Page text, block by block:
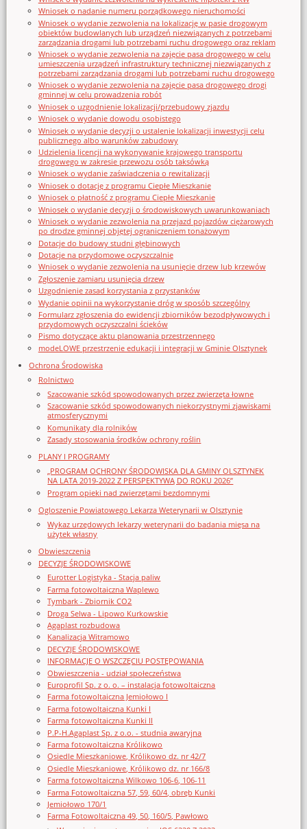
Wniosek o nadanie numeru porządkowego nieruchomości
Wniosek o wydanie zezwolenia na lokalizację w pasie drogowym
obiektów budowlanych lub urządzeń niezwiązanych z potrzebami
zarządzania drogami lub potrzebami ruchu drogowego oraz reklam
Wniosek o wydanie zezwolenia na zajęcie pasa drogowego w celu
umieszczenia urządzeń infrastruktury technicznej niezwiązanych z
potrzebami zarządzania drogami lub potrzebami ruchu drogowego
Wniosek o wydanie zezwolenia na zajęcie pasa drogowego drogi
gminnej w celu prowadzenia robót
Wniosek o uzgodnienie lokalizacji/przebudowy zjazdu
Wniosek o wydanie dowodu osobistego
Wniosek o wydanie decyzji o ustalenie lokalizacji inwestycji celu
publicznego albo warunków zabudowy
Udzielenia licencji na wykonywanie krajowego transportu
drogowego w zakresie przewozu osób taksówką
Wniosek o wydanie zaświadczenia o rewitalizacji
Wniosek o dotację z programu Ciepłe Mieszkanie
Wniosek o płatność z programu Ciepłe Mieszkanie
Wniosek o wydanie decyzji o środowiskowych uwarunkowaniach
Wniosek o wydanie zezwolenia na przejazd pojazdów ciężarowych
po drodze gminnej objętej ograniczeniem tonażowym
Dotacje do budowy studni głębinowych
Dotacje na przydomowe oczyszczalnie
Wniosek o wydanie zezwolenia na usunięcie drzew lub krzewów
Zgłoszenie zamiaru usunięcia drzew
Uzgodnienie zasad korzystania z przystanków
Wydanie opinii na wykorzystanie dróg w sposób szczególny
Formularz zgłoszenia do ewidencji zbiorników bezodpływowych i
przydomowych oczyszczalni ścieków
Pismo dotyczące aktu planowania przestrzennego
modeLOWE przestrzenie edukacji i integracji w Gminie Olsztynek
Ochrona Środowiska
Rolnictwo
Szacowanie szkód spowodowanych przez zwierzęta łowne
Szacowanie szkód spowodowanych niekorzystnymi zjawiskami
atmosferycznymi
Komunikaty dla rolników
Zasady stosowania środków ochrony roślin
PLANY I PROGRAMY
„PROGRAM OCHRONY ŚRODOWISKA DLA GMINY OLSZTYNEK
NA LATA 2019-2022 Z PERSPEKTYWĄ DO ROKU 2026”
Program opieki nad zwierzętami bezdomnymi
Ogloszenie Powiatowego Lekarza Weterynarii w Olsztynie
Wykaz urzędowych lekarzy weterynarii do badania mięsa na
użytek własny
Obwieszczenia
DECYZJE ŚRODOWISKOWE
Eurotter Logistyka - Stacja paliw
Farma fotowoltaiczna Waplewo
Tymbark - Zbiornik CO2
Droga Selwa - Lipowo Kurkowskie
Agaplast rozbudowa
Kanalizacja Witramowo
DECYZJE ŚRODOWISKOWE
INFORMACJE O WSZCZĘCIU POSTĘPOWANIA
Obwieszczenia - udział społeczeństwa
Europrofil Sp. z o. o. – instalacja fotowoltaiczna
Farma fotowoltaiczna Jemiołowo I
Farma fotowoltaiczna Kunki I
Farma fotowoltaiczna Kunki II
P.P-H.Agaplast Sp. z o.o. - studnia awaryjna
Farma fotowoltaiczna Królikowo
Osiedle Mieszkaniowe, Królikowo dz. nr 42/7
Osiedle Mieszkaniowe, Królikowo dz. nr 166/8
Farma fotowoltaiczna Wilkowo 106-6, 106-11
Farma Fotowoltaiczna 57, 59, 60/4, obręb Kunki
Jemiołowo 170/1
Farma Fotowoltaiczna 49, 50, 160/5, Pawłowo